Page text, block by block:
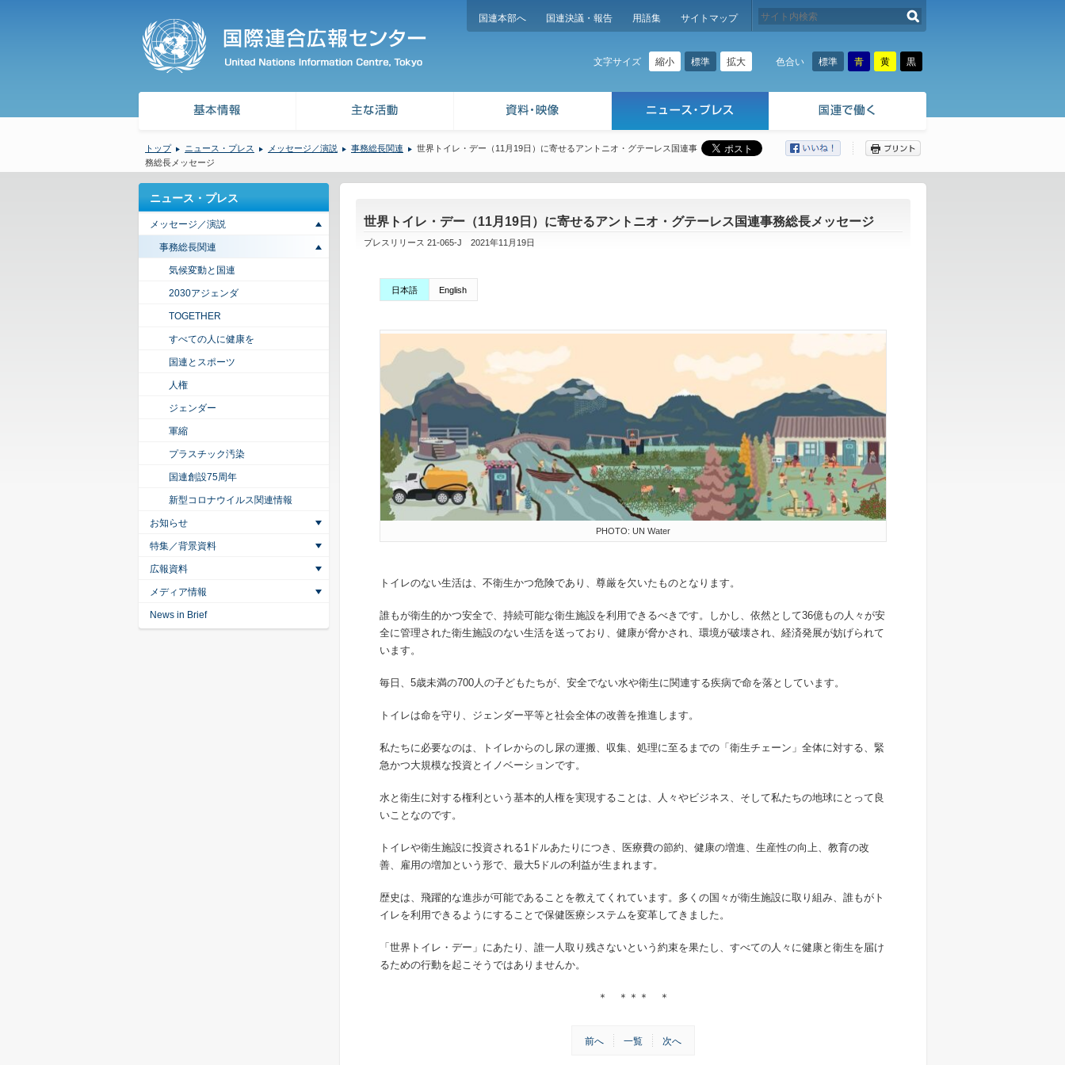
国連本部へ 国連決議・報告 用語集 サイトマップ
文字サイズ 縮小 標準 拡大 色合い 標準 青 黄 黒
トップ ニュース・プレス メッセージ／演説 事務総長関連
世界トイレ・デー（11月19日）に寄せるアントニオ・グテーレス国連事
務総長メッセージ
世界トイレ・デー（11月19日）に寄せるアントニオ・グテーレス国連事務総長メッセージ
プレスリリース 21-065-J 2021年11月19日
日本語 English
PHOTO: UN Water
トイレのない生活は、不衛生かつ危険であり、尊厳を欠いたものとなります。
誰もが衛生的かつ安全で、持続可能な衛生施設を利用できるべきです。しかし、依然として36億もの人々が安
全に管理された衛生施設のない生活を送っており、健康が脅かされ、環境が破壊され、経済発展が妨げられて
います。
毎日、5歳未満の700人の子どもたちが、安全でない水や衛生に関連する疾病で命を落としています。
トイレは命を守り、ジェンダー平等と社会全体の改善を推進します。
私たちに必要なのは、トイレからのし尿の運搬、収集、処理に至るまでの「衛生チェーン」全体に対する、緊
急かつ大規模な投資とイノベーションです。
水と衛生に対する権利という基本的人権を実現することは、人々やビジネス、そして私たちの地球にとって良
いことなのです。
トイレや衛生施設に投資される1ドルあたりにつき、医療費の節約、健康の増進、生産性の向上、教育の改
善、雇用の増加という形で、最大5ドルの利益が生まれます。
歴史は、飛躍的な進歩が可能であることを教えてくれています。多くの国々が衛生施設に取り組み、誰もがト
イレを利用できるようにすることで保健医療システムを変革してきました。
「世界トイレ・デー」にあたり、誰一人取り残さないという約束を果たし、すべての人々に健康と衛生を届け
るための行動を起こそうではありませんか。
＊ ＊＊＊ ＊
前へ 一覧 次へ
ニュース・プレス
メッセージ／演説
事務総長関連
気候変動と国連
2030アジェンダ
TOGETHER
すべての人に健康を
国連とスポーツ
人権
ジェンダー
軍縮
プラスチック汚染
国連創設75周年
新型コロナウイルス関連情報
お知らせ
特集／背景資料
広報資料
メディア情報
News in Brief